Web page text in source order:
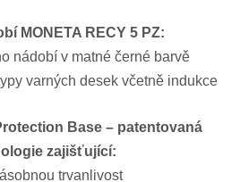
MONETA RECY 5 PZ:
nádobí v matné černé barvě
varných desek včetně indukce
Base – patentovaná
zajišťující:
trvanlivost